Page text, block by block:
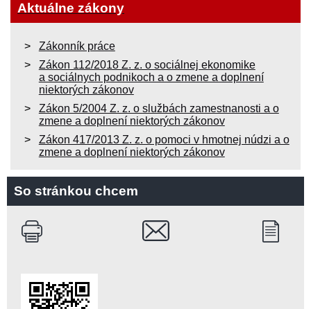
Aktuálne zákony
Zákonník práce
Zákon 112/2018 Z. z. o sociálnej ekonomike
a sociálnych podnikoch a o zmene a doplnení
niektorých zákonov
Zákon 5/2004 Z. z. o službách zamestnanosti a o
zmene a doplnení niektorých zákonov
Zákon 417/2013 Z. z. o pomoci v hmotnej núdzi a o
zmene a doplnení niektorých zákonov
So stránkou chcem